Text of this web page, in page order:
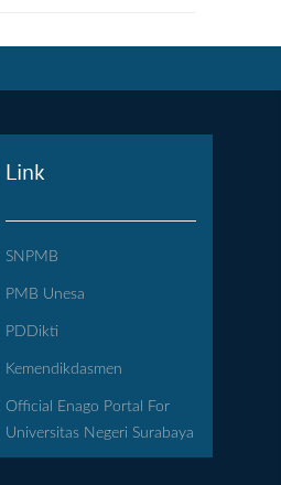
Link
SNPMB
PMB Unesa
PDDikti
Kemendikdasmen
Official Enago Portal For
Universitas Negeri Surabaya